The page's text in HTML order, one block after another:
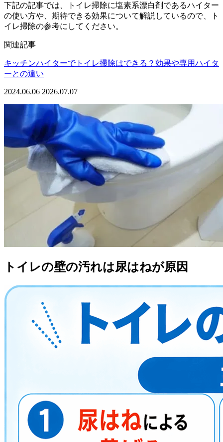
下記の記事では、トイレ掃除に塩素系漂白剤であるハイター
の使い方や、期待できる効果について解説しているので、ト
イレ掃除の参考にしてください。
関連記事
キッチンハイターでトイレ掃除はできる？効果や専用ハイタ
ーとの違い
2024.06.06 2026.07.07
トイレの壁の汚れは尿はねが原因